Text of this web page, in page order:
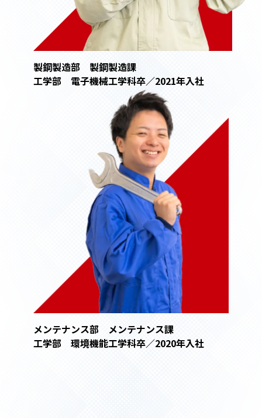
製鋼製造部 製鋼製造課
工学部 電子機械工学科卒／2021年入社
メンテナンス部 メンテナンス課
工学部 環境機能工学科卒／2020年入社